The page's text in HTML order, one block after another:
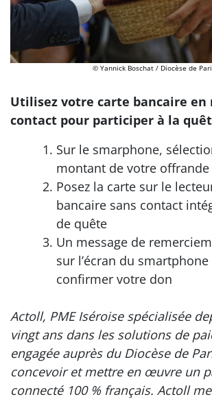
© Yannick Boschat / Diocèse de
Utilisez votre carte bancaire en
contact pour participer à la
Sur le smarphone,
montant de votre offrande
Posez la carte sur le
bancaire sans contact
de quête
Un message de
sur l’écran du
confirmer votre don
Actoll, PME Iséroise spécialisée
vingt ans dans les solutions de
engagée auprès du Diocèse de
concevoir et mettre en œuvre un
connecté 100 % français. Actoll